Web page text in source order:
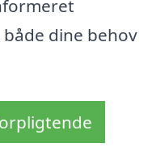
dine behov